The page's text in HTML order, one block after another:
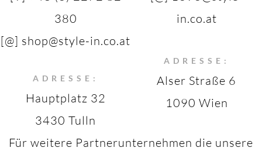
380
[@] shop@style-in.co.at
ADRESSE:
Hauptplatz 32
3430 Tulln
in.co.at
ADRESSE:
Alser Straße 6
1090 Wien
Für weitere Partnerunternehmen die unsere